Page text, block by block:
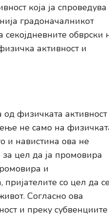
која ја спроведува
градоначалникот
обврски
активност и
од физичката
не само на
и навистина ова не
цел да ја промовира
и
со цел да се
Согласно ова
и преку субвенциите